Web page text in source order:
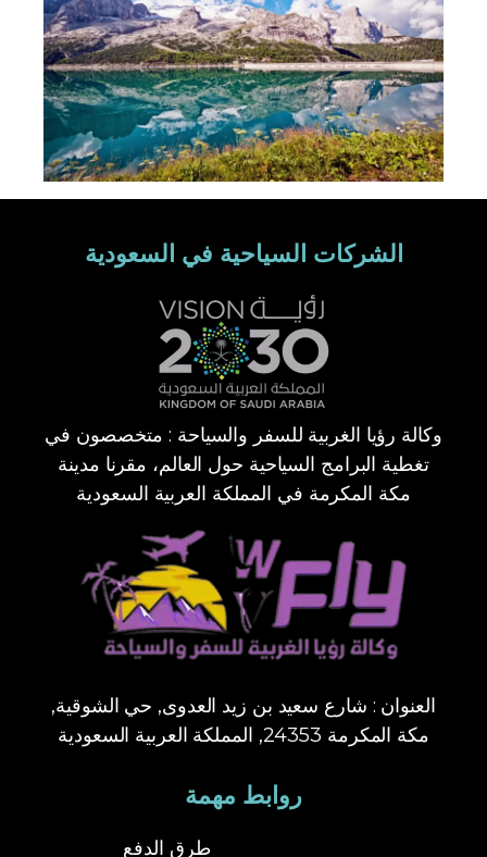
الشركات السياحية في السعودية
وكالة رؤيا الغربية للسفر والسياحة : متخصصون في
تغطية البرامج السياحية حول العالم، مقرنا مدينة
مكة المكرمة في المملكة العربية السعودية
العنوان : شارع سعيد بن زيد العدوى, حي الشوقية,
مكة المكرمة 24353, المملكة العربية السعودية
روابط مهمة
طرق الدفع